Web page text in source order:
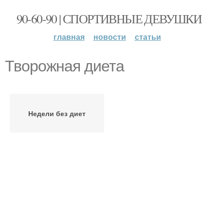
90-60-90 | СПОРТИВНЫЕ ДЕВУШКИ
главная новости статьи
Творожная диета
Недели без диет